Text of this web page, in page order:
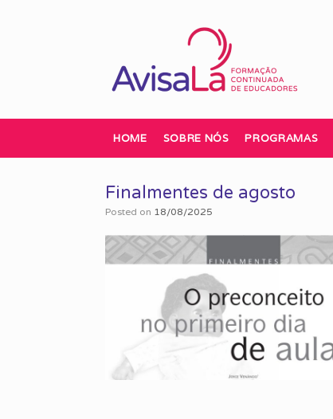
HOME SOBRE NÓS PROGRAMAS
Finalmentes de agosto
Posted on 18/08/2025